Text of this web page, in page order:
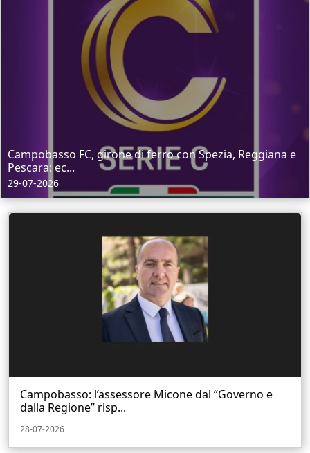
Campobasso FC, girone di ferro con Spezia, Reggiana e
Pescara: ec...
29-07-2026
Campobasso: l’assessore Micone dal “Governo e
dalla Regione” risp...
28-07-2026